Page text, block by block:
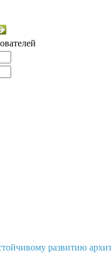
развитию